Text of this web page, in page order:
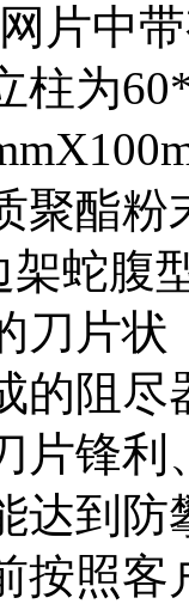
片中
柱为
聚酯
蛇腹
刀片
的阻尽
片锋
达到
按照